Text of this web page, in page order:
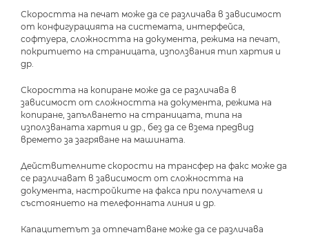
Скоростта на печат може да се различава в зависимост
от конфигурацията на системата, интерфейса,
софтуера, сложността на документа, режима на печат,
покритието на страницата, използвания тип хартия и
др.
Скоростта на копиране може да се различава в
зависимост от сложността на документа, режима на
копиране, запълването на страницата, типа на
използваната хартия и др., без да се взема предвид
времето за загряване на машината.
Действителните скорости на трансфер на факс може да
се различават в зависимост от сложността на
документа, настройките на факса при получателя и
състоянието на телефонната линия и др.
Капацитетът за отпечатване може да се различава